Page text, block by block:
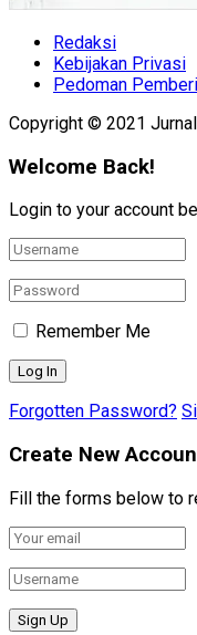
Redaksi
Kebijakan Privasi
Pedoman
Copyright © 2021
Welcome Back!
Login to your account
Remember Me
Forgotten Password?
Create New
Fill the forms below to